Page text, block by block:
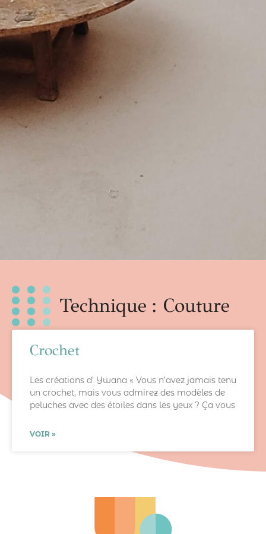
Technique : Couture
Crochet
Les créations d’ Ywana « Vous n’avez jamais tenu
un crochet, mais vous admirez des modèles de
peluches avec des étoiles dans les yeux ? Ça vous
VOIR »